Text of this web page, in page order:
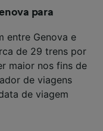
para
entre Genova e
de 29 trens por
maior nos fins de
de viagens
de viagem